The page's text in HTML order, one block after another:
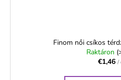
Finom női csíkos
Raktáron
€1,46 /